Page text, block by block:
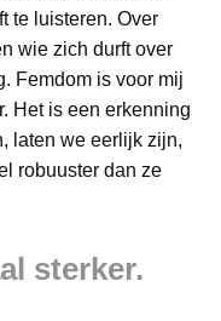
te luisteren. Over
wie zich durft over
Femdom is voor mij
Het is een erkenning
laten we eerlijk zijn,
robuuster dan ze
sterker.